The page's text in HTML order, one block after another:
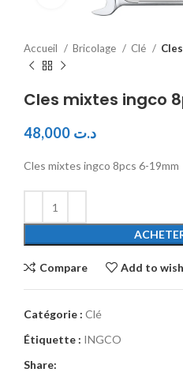
Accueil Bricolage Clé
Cles mixtes ingco
د.ت
Cles mixtes ingco 8pcs 6-19mm
Compare Add to
Catégorie : Clé
Étiquette : INGCO
Share: